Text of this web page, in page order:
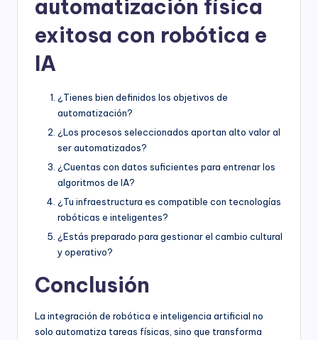
automatización física
exitosa con robótica e
IA
¿Tienes bien definidos los objetivos de
automatización?
¿Los procesos seleccionados aportan alto valor al
ser automatizados?
¿Cuentas con datos suficientes para entrenar los
algoritmos de IA?
¿Tu infraestructura es compatible con tecnologías
robóticas e inteligentes?
¿Estás preparado para gestionar el cambio cultural
y operativo?
Conclusión
La integración de robótica e inteligencia artificial no
solo automatiza tareas físicas, sino que transforma